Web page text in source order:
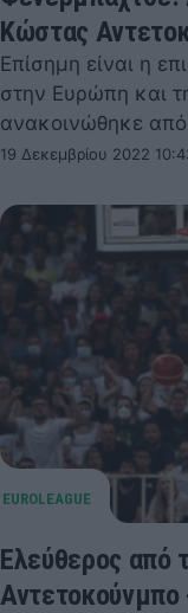
Κώστας
Επίσημη είναι η
στην Ευρώπη και
ανακοινώθηκε
19 Δεκεμβρίου 2022
Ελεύθερος από
Αντετοκούνμπο